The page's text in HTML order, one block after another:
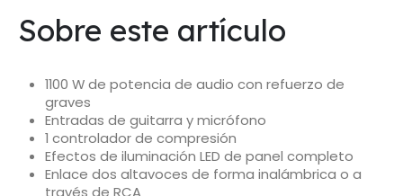
Sobre este artículo
1100 W de potencia de audio con refuerzo de
graves
Entradas de guitarra y micrófono
1 controlador de compresión
Efectos de iluminación LED de panel completo
Enlace dos altavoces de forma inalámbrica o a
través de RCA